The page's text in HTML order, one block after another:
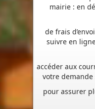
de frais
suivre en
accéder aux
votre
pour assurer
Les